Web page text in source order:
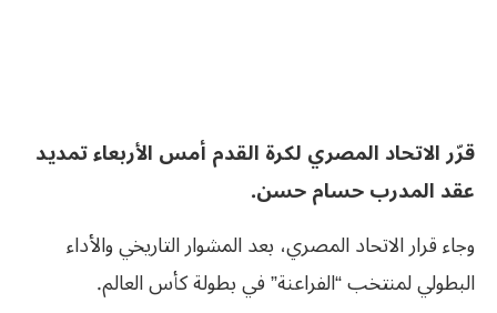
قرّر الاتحاد المصري لكرة القدم أمس الأربعاء تمديد
عقد المدرب حسام حسن.
وجاء قرار الاتحاد المصري، بعد المشوار التاريخي والأداء
البطولي لمنتخب “الفراعنة” في بطولة كأس العالم.